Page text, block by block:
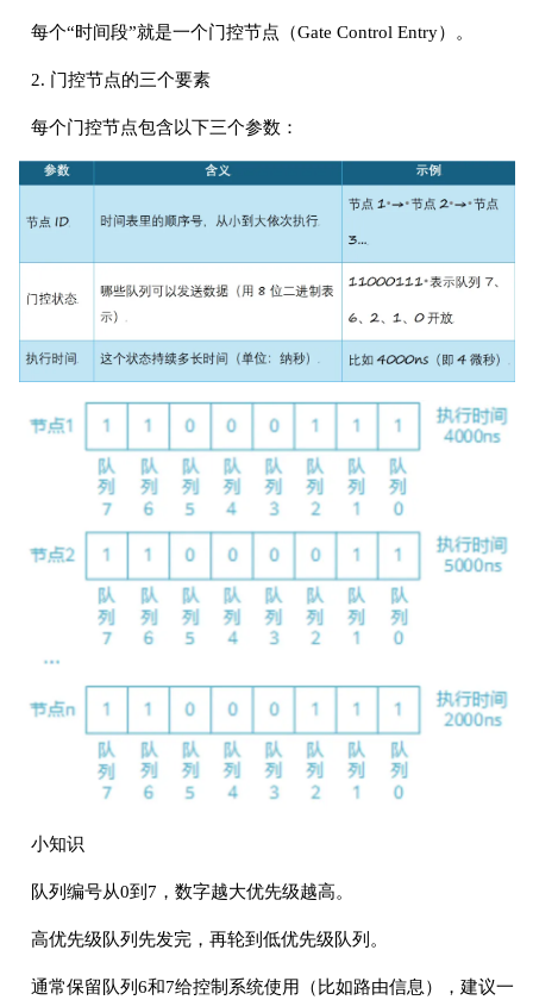
每个“时间段”就是一个门控节点（Gate Control Entry）。
2. 门控节点的三个要素
每个门控节点包含以下三个参数：
小知识
队列编号从0到7，数字越大优先级越高。
高优先级队列先发完，再轮到低优先级队列。
通常保留队列6和7给控制系统使用（比如路由信息），建议一